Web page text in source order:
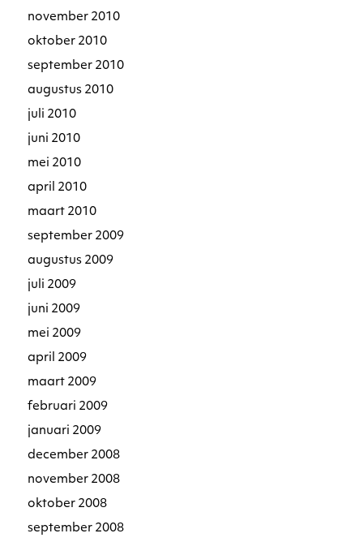
november 2010
oktober 2010
september 2010
augustus 2010
juli 2010
juni 2010
mei 2010
april 2010
maart 2010
september 2009
augustus 2009
juli 2009
juni 2009
mei 2009
april 2009
maart 2009
februari 2009
januari 2009
december 2008
november 2008
oktober 2008
september 2008